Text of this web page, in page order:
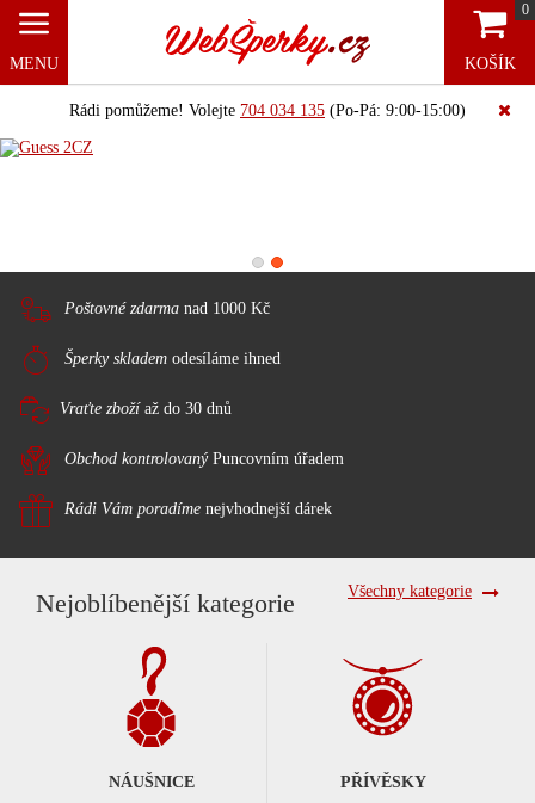
MENU
0
KOŠÍK
Rádi pomůžeme! Volejte 704 034 135 (Po-Pá: 9:00-15:00)
Poštovné zdarma nad 1000 Kč
Šperky skladem odesíláme ihned
Vraťte zbožíaž do 30 dnů
Obchod kontrolovanýPuncovním úřadem
Rádi Vám poradíme nejvhodnejší dárek
Všechny kategorie
Nejoblíbenější kategorie
NÁUŠNICE PŘÍVĚSKY